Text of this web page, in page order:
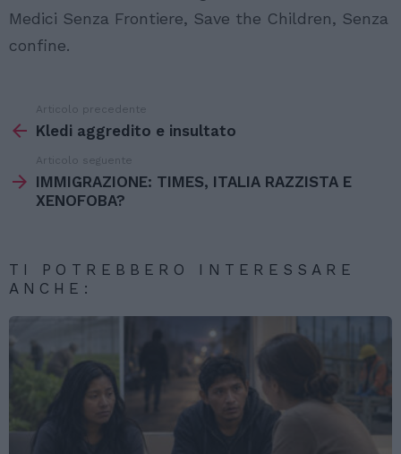
Medici Senza Frontiere, Save the Children, Senza
confine.
di
Articolo precedente
Kledi aggredito e insultato
Articolo seguente
IMMIGRAZIONE: TIMES, ITALIA RAZZISTA E
XENOFOBA?
TI POTREBBERO INTERESSARE
ANCHE: